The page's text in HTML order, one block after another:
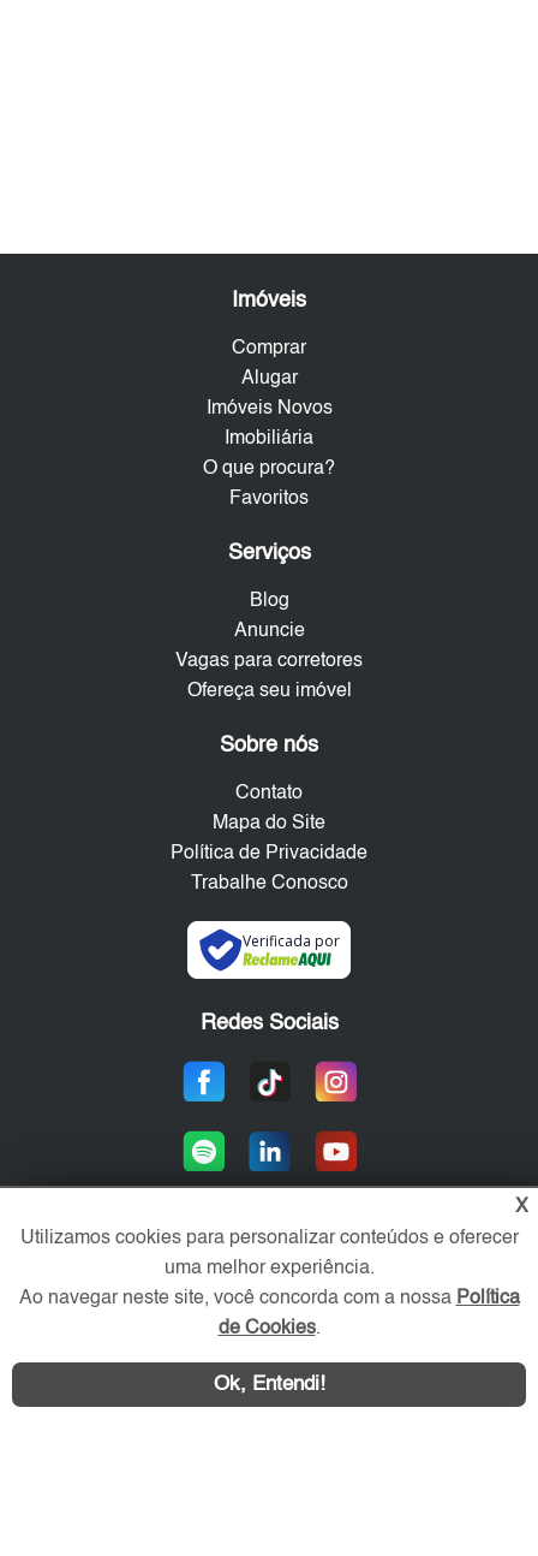
Imóveis
Comprar
Alugar
Imóveis Novos
Imobiliária
O que procura?
Favoritos
Serviços
Blog
Anuncie
Vagas para corretores
Ofereça seu imóvel
Sobre nós
Contato
Mapa do Site
Política de Privacidade
Trabalhe Conosco
Verificada por
Redes Sociais
Área exclusiva aos anunciantes,
acesse sua conta:
X
Utilizamos cookies para personalizar conteúdos e oferecer
uma melhor experiência.
Ao navegar neste site, você concorda com a nossa Política
de Cookies.
Ok, Entendi!